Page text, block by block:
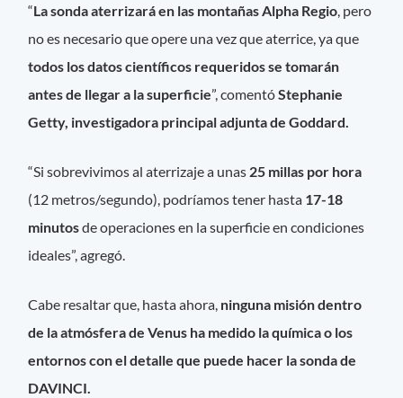
“La sonda aterrizará en las montañas Alpha Regio, pero
no es necesario que opere una vez que aterrice, ya que
todos los datos científicos requeridos se tomarán
antes de llegar a la superficie”, comentóStephanie
Getty, investigadora principal adjunta de Goddard.
“Si sobrevivimos al aterrizaje a unas 25 millas por hora
(12 metros/segundo), podríamos tener hasta 17-18
minutosde operaciones en la superficie en condiciones
ideales”, agregó.
Cabe resaltar que, hasta ahora, ninguna misión dentro
de la atmósfera de Venus ha medido la química o los
entornos con el detalle que puede hacer la sonda de
DAVINCI.